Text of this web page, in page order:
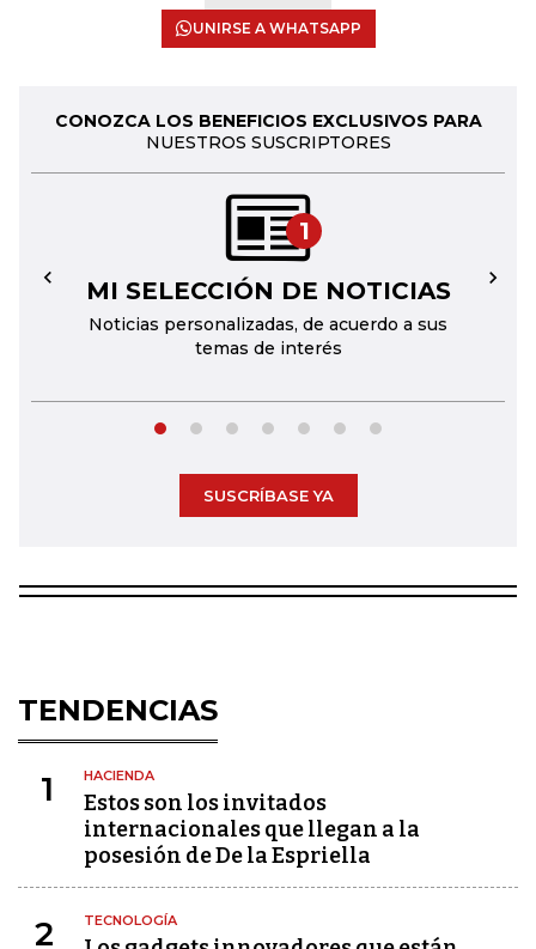
UNIRSE A WHATSAPP
CONOZCA LOS BENEFICIOS EXCLUSIVOS PARA
NUESTROS SUSCRIPTORES
1
MI SELECCIÓN DE NOTICIAS
Noticias personalizadas, de acuerdo a sus
temas de interés
← →
SUSCRÍBASE YA
TENDENCIAS
1 HACIENDA
Estos son los invitados
internacionales que llegan a la
posesión de De la Espriella
2 TECNOLOGÍA